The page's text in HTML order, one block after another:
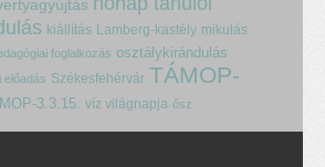
kiállítás Lamberg-kastély mikulás
foglalkozás osztálykirándulás
előadás Székesfehérvár TÁMOP-
3.3.15. víz világnapja ősz